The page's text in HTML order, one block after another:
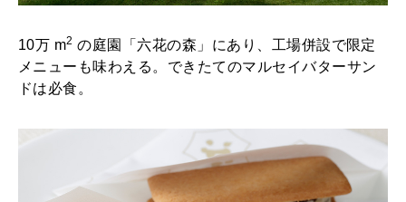
10万 m2 の庭園「六花の森」にあり、工場併設で限定
メニューも味わえる。できたてのマルセイバターサン
ドは必食。